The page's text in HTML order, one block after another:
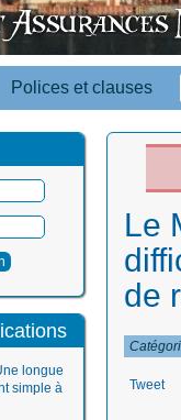
Polices et clauses
longue
simple à
Le
de
Tweet